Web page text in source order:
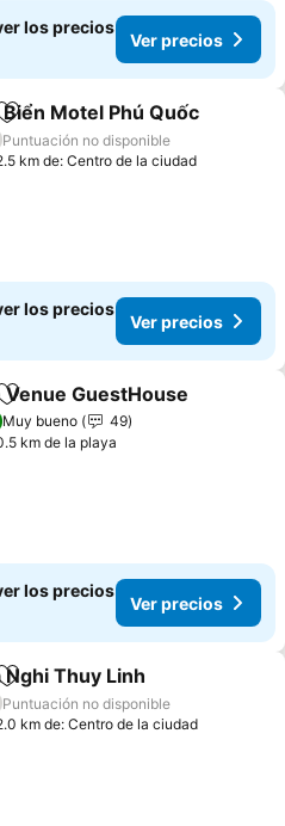
los precios
Ver precios
Añadir a favoritos
Biển Motel Phú Quốc
Puntuación no disponible
km de: Centro de la ciudad
los precios
Ver precios
Añadir a favoritos
Venue GuestHouse
Muy bueno
49
km de la playa
los precios
Ver precios
Añadir a favoritos
Nghi Thuy Linh
Puntuación no disponible
km de: Centro de la ciudad